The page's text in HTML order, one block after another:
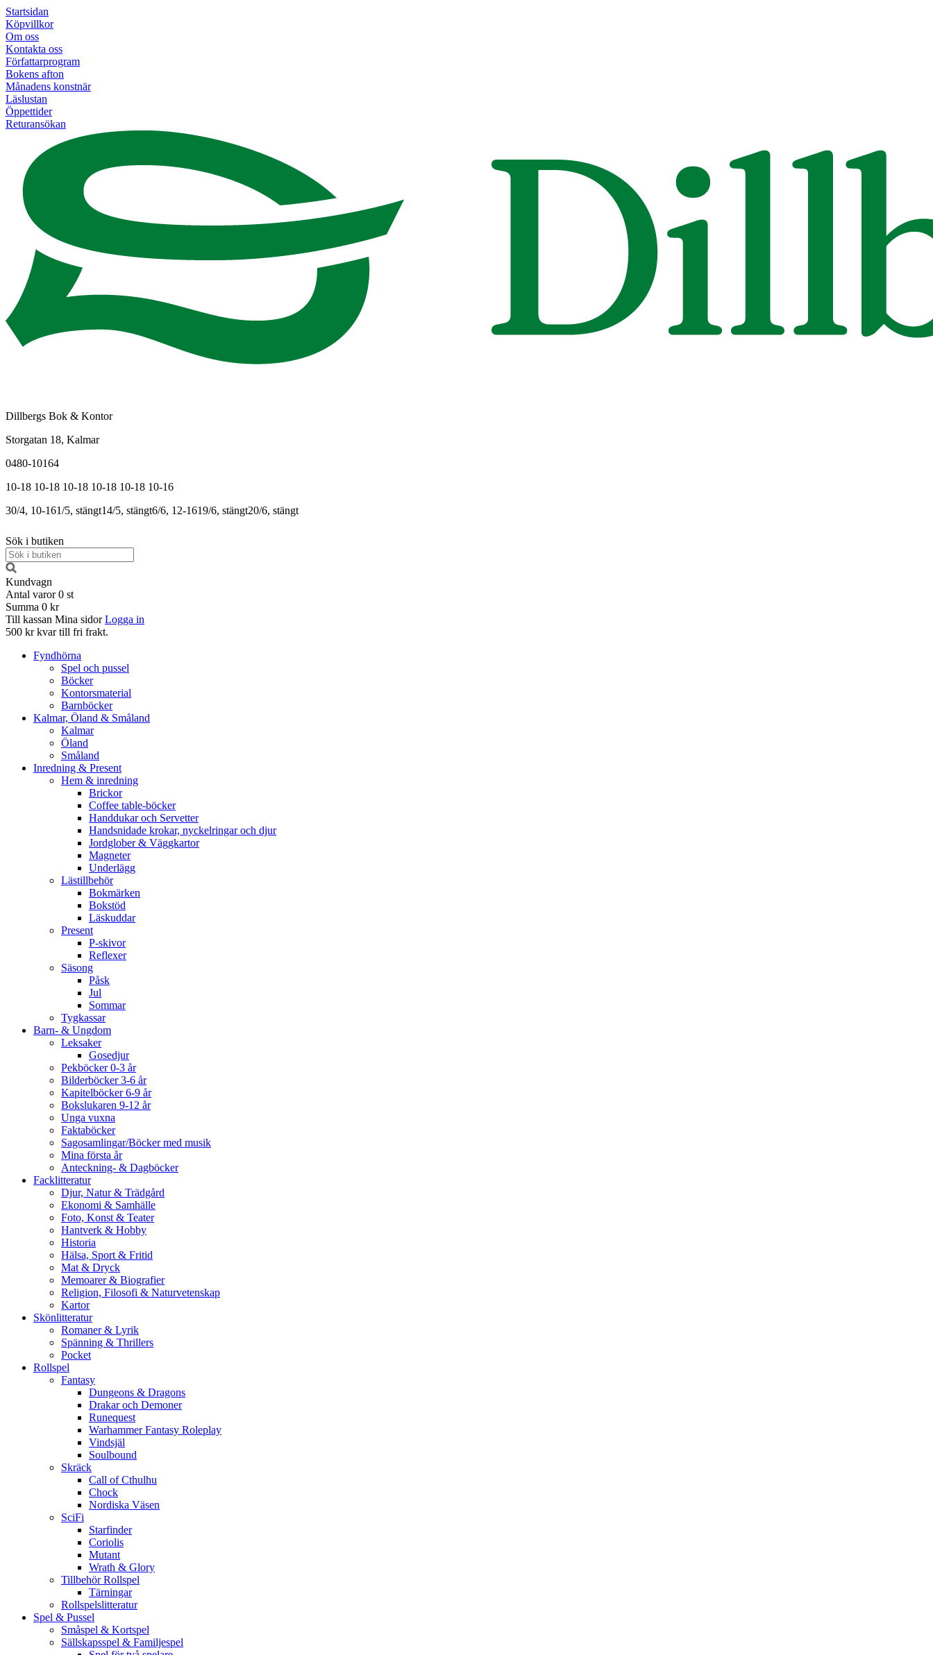
Startsidan
Köpvillkor
Om oss
Kontakta oss
Författarprogram
Bokens afton
Månadens konstnär
Läslustan
Öppettider
Returansökan
Dillbergs Bok & Kontor
Storgatan 18, Kalmar
0480-10164
10-18 10-18 10-18 10-18 10-18 10-16
30/4, 10-161/5, stängt14/5, stängt6/6, 12-1619/6, stängt20/6, stängt
Sök i butiken
Kundvagn
Antal varor 0 st
Summa 0 kr
Till kassan Mina sidor Logga in
500 kr kvar till fri frakt.
Fyndhörna
Spel och pussel
Böcker
Kontorsmaterial
Barnböcker
Kalmar, Öland & Småland
Kalmar
Öland
Småland
Inredning & Present
Hem & inredning
Brickor
Coffee table-böcker
Handdukar och Servetter
Handsnidade krokar, nyckelringar och djur
Jordglober & Väggkartor
Magneter
Underlägg
Lästillbehör
Bokmärken
Bokstöd
Läskuddar
Present
P-skivor
Reflexer
Säsong
Påsk
Jul
Sommar
Tygkassar
Barn- & Ungdom
Leksaker
Gosedjur
Pekböcker 0-3 år
Bilderböcker 3-6 år
Kapitelböcker 6-9 år
Bokslukaren 9-12 år
Unga vuxna
Faktaböcker
Sagosamlingar/Böcker med musik
Mina första år
Anteckning- & Dagböcker
Facklitteratur
Djur, Natur & Trädgård
Ekonomi & Samhälle
Foto, Konst & Teater
Hantverk & Hobby
Historia
Hälsa, Sport & Fritid
Mat & Dryck
Memoarer & Biografier
Religion, Filosofi & Naturvetenskap
Kartor
Skönlitteratur
Romaner & Lyrik
Spänning & Thrillers
Pocket
Rollspel
Fantasy
Dungeons & Dragons
Drakar och Demoner
Runequest
Warhammer Fantasy Roleplay
Vindsjäl
Soulbound
Skräck
Call of Cthulhu
Chock
Nordiska Väsen
SciFi
Starfinder
Coriolis
Mutant
Wrath & Glory
Tillbehör Rollspel
Tärningar
Rollspelslitteratur
Spel & Pussel
Småspel & Kortspel
Sällskapsspel & Familjespel